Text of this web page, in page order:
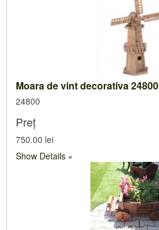
Moara de vint decorativa 24800
24800
Preț
750.00 lei
Show Details